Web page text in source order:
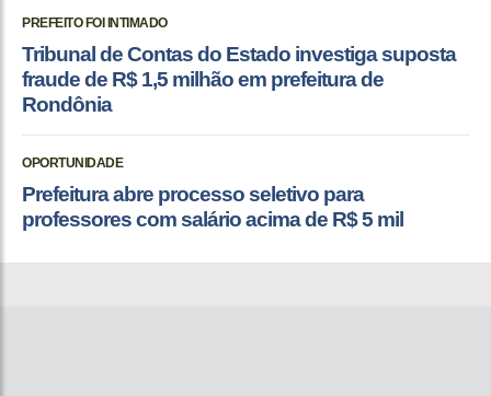
PREFEITO FOI INTIMADO
Tribunal de Contas do Estado investiga suposta
fraude de R$ 1,5 milhão em prefeitura de
Rondônia
OPORTUNIDADE
Prefeitura abre processo seletivo para
professores com salário acima de R$ 5 mil